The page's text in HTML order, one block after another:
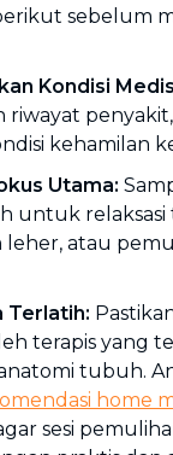
sebelum
Kondisi
riwayat
kehamilan
Utama:
untuk
leher, atau
Terlatih:
terapis yang
tubuh.
home
sesi